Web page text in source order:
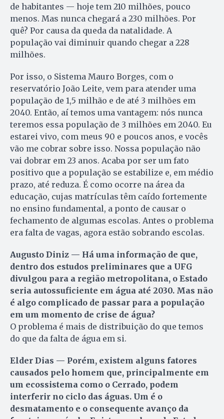
de habitantes — hoje tem 210 milhões, pouco
menos. Mas nunca chegará a 230 milhões. Por
quê? Por causa da queda da natalidade. A
população vai diminuir quando chegar a 228
milhões.
Por isso, o Sistema Mauro Borges, com o
reservatório João Leite, vem para atender uma
população de 1,5 milhão e de até 3 milhões em
2040. Então, aí temos uma vantagem: nós nunca
teremos essa população de 3 milhões em 2040. Eu
estarei vivo, com meus 90 e poucos anos, e vocês
vão me cobrar sobre isso. Nossa população não
vai dobrar em 23 anos. Acaba por ser um fato
positivo que a população se estabilize e, em médio
prazo, até reduza. É como ocorre na área da
educação, cujas matrículas têm caído fortemente
no ensino fundamental, a ponto de causar o
fechamento de algumas escolas. Antes o problema
era falta de vagas, agora estão sobrando escolas.
Augusto Diniz — Há uma informação de que,
dentro dos estudos preliminares que a UFG
divulgou para a região metropolitana, o Estado
seria autossuficiente em água até 2030. Mas não
é algo complicado de passar para a população
em um momento de crise de água?
O problema é mais de distribuição do que temos
do que da falta de água em si.
Elder Dias — Porém, existem alguns fatores
causados pelo homem que, principalmente em
um ecossistema como o Cerrado, podem
interferir no ciclo das águas. Um é o
desmatamento e o consequente avanço da